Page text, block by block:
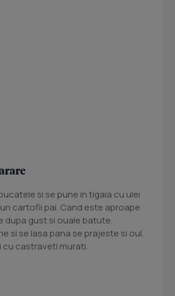
si se pune in tigaia cu ulei
cartofii pai. Cand este aproape
dupa gust si ouale batute.
si se lasa pana se prajeste si oul.
cu castraveti murati.